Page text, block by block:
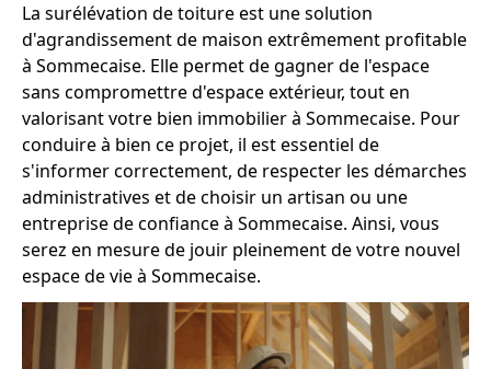
La surélévation de toiture est une solution
d'agrandissement de maison extrêmement profitable
à Sommecaise. Elle permet de gagner de l'espace
sans compromettre d'espace extérieur, tout en
valorisant votre bien immobilier à Sommecaise. Pour
conduire à bien ce projet, il est essentiel de
s'informer correctement, de respecter les démarches
administratives et de choisir un artisan ou une
entreprise de confiance à Sommecaise. Ainsi, vous
serez en mesure de jouir pleinement de votre nouvel
espace de vie à Sommecaise.